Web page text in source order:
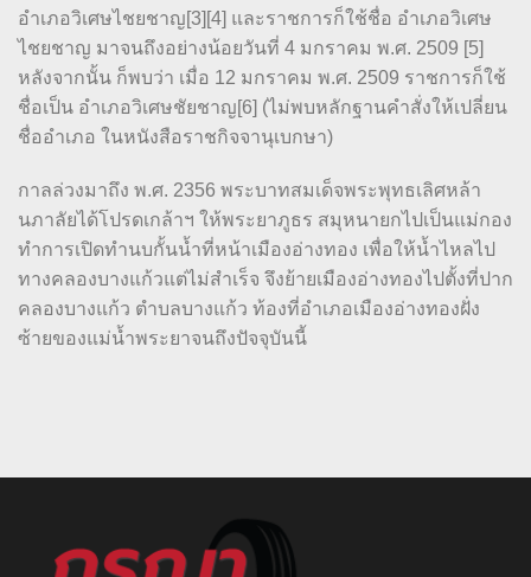
อำเภอวิเศษไชยชาญ[3][4] และราชการก็ใช้ชื่อ อำเภอวิเศษ
ไชยชาญ มาจนถึงอย่างน้อยวันที่ 4 มกราคม พ.ศ. 2509 [5]
หลังจากนั้น ก็พบว่า เมื่อ 12 มกราคม พ.ศ. 2509 ราชการก็ใช้
ชื่อเป็น อำเภอวิเศษชัยชาญ[6] (ไม่พบหลักฐานคำสั่งให้เปลี่ยน
ชื่ออำเภอ ในหนังสือราชกิจจานุเบกษา)
กาลล่วงมาถึง พ.ศ. 2356 พระบาทสมเด็จพระพุทธเลิศหล้า
นภาลัยได้โปรดเกล้าฯ ให้พระยาภูธร สมุหนายกไปเป็นแม่กอง
ทำการเปิดทำนบกั้นน้ำที่หน้าเมืองอ่างทอง เพื่อให้น้ำไหลไป
ทางคลองบางแก้วแต่ไม่สำเร็จ จึงย้ายเมืองอ่างทองไปตั้งที่ปาก
คลองบางแก้ว ตำบลบางแก้ว ท้องที่อำเภอเมืองอ่างทองฝั่ง
ซ้ายของแม่น้ำพระยาจนถึงปัจจุบันนี้